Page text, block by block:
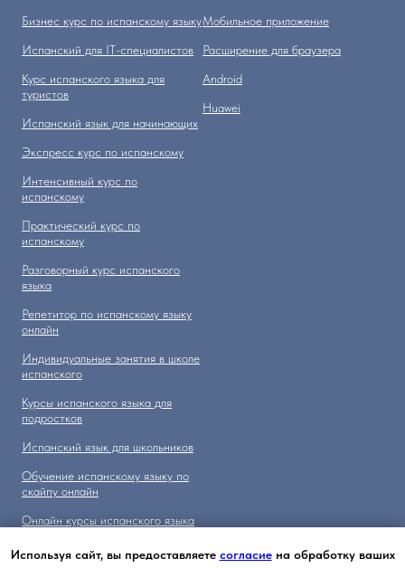
Используя сайт, вы предоставляете согласиена обработку ваших
Бизнес курс по испанскому языку
Испанский для IT-специалистов
Курс испанского языка для
туристов
Испанский язык для начинающих
Экспресс курс по испанскому
Интенсивный курс по
испанскому
Практический курс по
испанскому
Разговорный курс испанского
языка
Репетитор по испанскому языку
онлайн
Индивидуальные занятия в школе
испанского
Курсы испанского языка для
подростков
Испанский язык для школьников
Обучение испанскому языку по
скайпу онлайн
Онлайн курсы испанского языка
Мобильное приложение
Расширение для браузера
Аndroid
Huawei